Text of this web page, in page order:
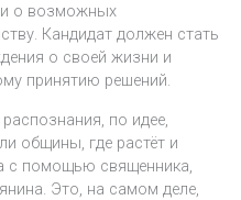
о возможных
Кандидат должен стать
о своей жизни и
принятию решений.
по идее,
общины, где растёт и
с помощью священника,
Это, на самом деле,